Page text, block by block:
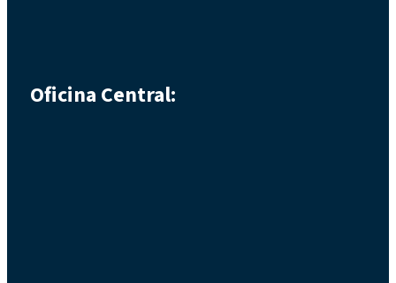
Oficina Central: